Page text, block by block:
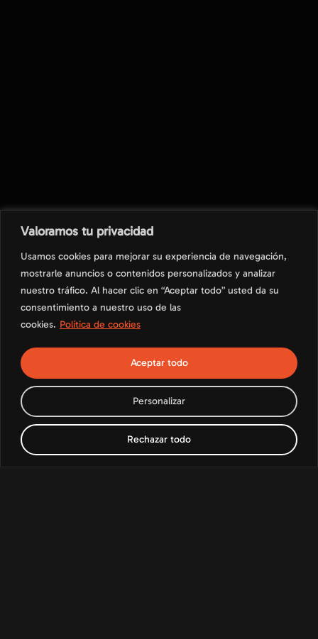
Valoramos tu privacidad
Usamos cookies para mejorar su experiencia de navegación,
mostrarle anuncios o contenidos personalizados y analizar
nuestro tráfico. Al hacer clic en “Aceptar todo” usted da su
consentimiento a nuestro uso de las
cookies. Política de cookies
Personalizar
Rechazar todo
Aceptar todo